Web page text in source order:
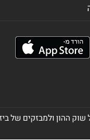
ההון ולמבזקים של